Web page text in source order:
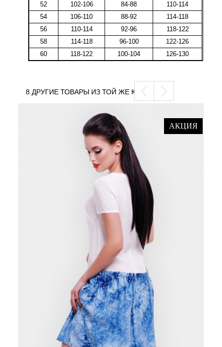
52
102-106 84-88
110-114
54
106-110 88-92
114-118
56
110-114 92-96
118-122
58
114-118 96-100
122-126
60
118-122 100-104 126-130
8 ДРУГИЕ ТОВАРЫ ИЗ ТОЙ ЖЕ КАТЕГОРИИ
АКЦИЯ